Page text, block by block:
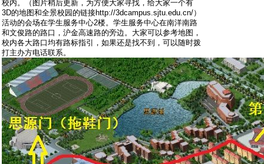
校内。（图片稍后更新，为方便大家寻找，给大家一个有
3D的地图和全景校园的链接http://3dcampus.sjtu.edu.cn/）
活动的会场在学生服务中心2楼。学生服务中心在南洋南路
和文俊路的路口，沪金高速路的旁边。大家可以参考地图，
校内各大路口均有路标指引，如果还是找不到，可以随时拨
打主办方电话联系。